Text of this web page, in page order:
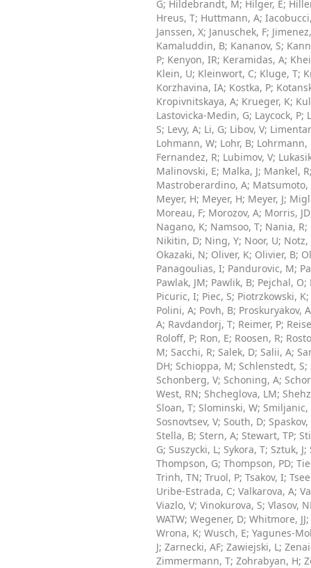
G; Hildebrandt, M; Hilger, E;
Hreus, T; Huttmann, A;
Janssen, X; Januschek, F;
Kamaluddin, B; Kananov, S;
P; Kenyon, IR; Keramidas, A;
Klein, U; Kleinwort, C; Kluge, T;
Korzhavina, IA; Kostka, P;
Kropivnitskaya, A; Krueger, K;
Lastovicka-Medin, G; Laycock, P;
S; Levy, A; Li, G; Libov, V;
Lohmann, W; Lohr, B; Lohrmann,
Fernandez, R; Lubimov, V;
Malinovski, E; Malka, J; Mankel, R
Mastroberardino, A; Matsumoto,
Meyer, H; Meyer, H; Meyer, J;
Moreau, F; Morozov, A; Morris, JD
Nagano, K; Namsoo, T; Nania, R;
Nikitin, D; Ning, Y; Noor, U; Notz,
Okazaki, N; Oliver, K; Olivier, B;
Panagoulias, I; Pandurovic, M;
Pawlak, JM; Pawlik, B; Pejchal, O;
Picuric, I; Piec, S; Piotrzkowski, K;
Polini, A; Povh, B; Proskuryakov,
A; Ravdandorj, T; Reimer, P;
Roloff, P; Ron, E; Roosen, R;
M; Sacchi, R; Salek, D; Salii, A;
DH; Schioppa, M; Schlenstedt, S;
Schonberg, V; Schoning, A;
West, RN; Shcheglova, LM;
Sloan, T; Slominski, W; Smiljanic,
Sosnovtsev, V; South, D; Spaskov,
Stella, B; Stern, A; Stewart, TP;
G; Suszycki, L; Sykora, T; Sztuk, J;
Thompson, G; Thompson, PD;
Trinh, TN; Truol, P; Tsakov, I;
Uribe-Estrada, C; Valkarova, A;
Viazlo, V; Vinokurova, S; Vlasov,
WATW; Wegener, D; Whitmore, JJ;
Wrona, K; Wusch, E; Yagunes-
J; Zarnecki, AF; Zawiejski, L;
Zimmermann, T; Zohrabyan, H;